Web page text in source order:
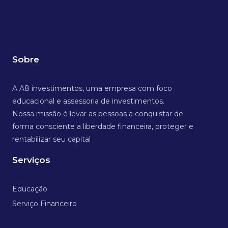
Sobre
A A8 investimentos, uma empresa com foco
educacional e assessoria de investimentos.
Nossa missão é levar as pessoas a conquistar de
forma consciente a liberdade financeira, proteger e
rentabilizar seu capital
Serviços
Educação
Serviço Financeiro